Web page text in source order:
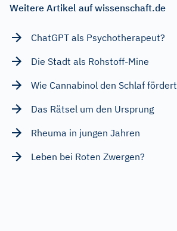
Weitere Artikel auf wissenschaft.de
ChatGPT als Psychotherapeut?
Die Stadt als Rohstoff-Mine
Wie Cannabinol den Schlaf fördert
Das Rätsel um den Ursprung
Rheuma in jungen Jahren
Leben bei Roten Zwergen?